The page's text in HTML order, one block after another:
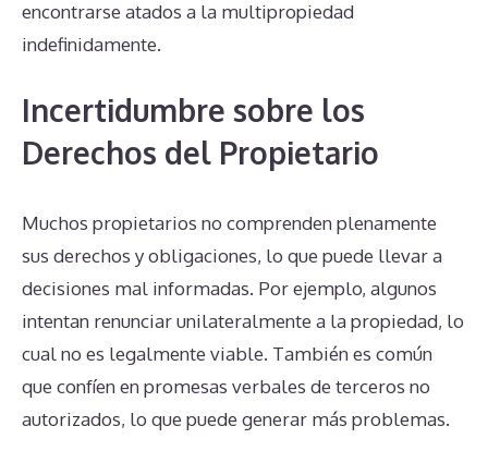
encontrarse atados a la multipropiedad
indefinidamente.
Incertidumbre sobre los
Derechos del Propietario
Muchos propietarios no comprenden plenamente
sus derechos y obligaciones, lo que puede llevar a
decisiones mal informadas. Por ejemplo, algunos
intentan renunciar unilateralmente a la propiedad, lo
cual no es legalmente viable. También es común
que confíen en promesas verbales de terceros no
autorizados, lo que puede generar más problemas.